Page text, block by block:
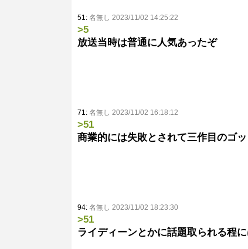
51: 名無し 2023/11/02 14:25:22
>5
放送当時は普通に人気あったぞ
71: 名無し 2023/11/02 16:18:12
>51
商業的には失敗とされて三作目のゴ
94: 名無し 2023/11/02 18:23:30
>51
ライディーンとかに話題取られる程